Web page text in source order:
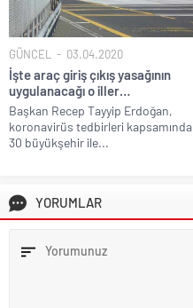
GÜNCEL 03.04.2020
İşte araç giriş çıkış yasağının
uygulanacağı o iller…
Başkan Recep Tayyip Erdoğan,
koronavirüs tedbirleri kapsamında
30 büyükşehir ile...
YORUMLAR